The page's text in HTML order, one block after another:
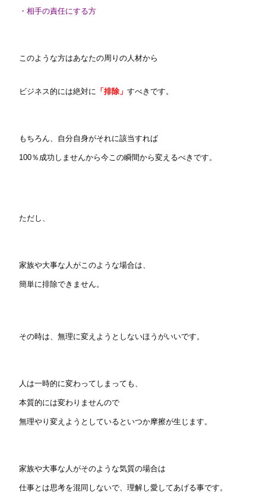
・相手の責任にする方
このような方はあなたの周りの人材から
ビジネス的には絶対に 「排除」 すべきです。
もちろん、自分自身がそれに該当すれば
100％成功しませんから今この瞬間から変えるべきです。
ただし、
家族や大事な人がこのような場合は、
簡単に排除できません。
その時は、無理に変えようとしないほうがいいです。
人は一時的に変わってしまっても、
本質的には変わりませんので
無理やり変えようとしているといつか摩擦が生じます。
家族や大事な人がそのような気質の場合は
仕事とは思考を混同しないで、理解し愛してあげる事です。